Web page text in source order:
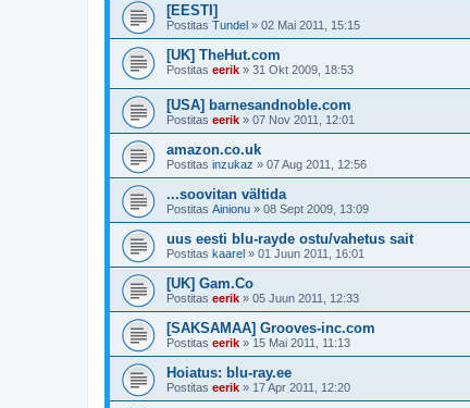
[EESTI]
Postitas Tundel » 02 Mai 2011, 15:15
[UK] TheHut.com
Postitas eerik » 31 Okt 2009, 18:53
[USA] barnesandnoble.com
Postitas eerik » 07 Nov 2011, 12:01
amazon.co.uk
Postitas inzukaz » 07 Aug 2011, 12:56
...soovitan vältida
Postitas Ainionu » 08 Sept 2009, 13:09
uus eesti blu-rayde ostu/vahetus sait
Postitas kaarel » 01 Juun 2011, 16:01
[UK] Gam.Co
Postitas eerik » 05 Juun 2011, 12:33
[SAKSAMAA] Grooves-inc.com
Postitas eerik » 15 Mai 2011, 11:13
Hoiatus: blu-ray.ee
Postitas eerik » 17 Apr 2011, 12:20